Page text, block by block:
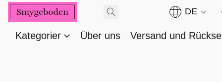
DE
Kategorier Über uns Versand und